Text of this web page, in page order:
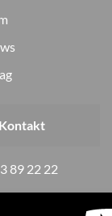
Kontakt
89 22 22